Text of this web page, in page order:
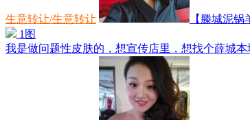
生意转让/生意转让 【滕城泥锅
1图
我是做问题性皮肤的，想宣传店里，想找个薛城